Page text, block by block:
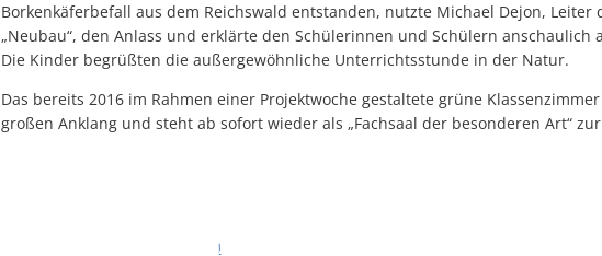
Borkenkäferbefall aus dem Reichswald entstanden, nutzte Michael Dejon, Leiter
„Neubau“, den Anlass und erklärte den Schülerinnen und Schülern anschaulich
Die Kinder begrüßten die außergewöhnliche Unterrichtsstunde in der Natur.
Das bereits 2016 im Rahmen einer Projektwoche gestaltete grüne
großen Anklang und steht ab sofort wieder als „Fachsaal der besonderen Art“